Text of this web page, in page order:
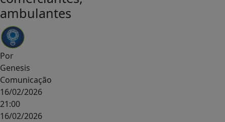
ambulantes
Por
Genesis
Comunicação
16/02/2026
21:00
16/02/2026